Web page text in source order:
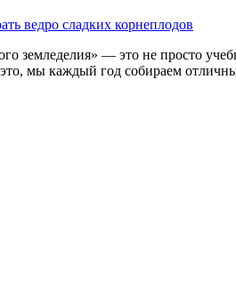
ведро сладких корнеплодов
земледелия» — это не просто
мы каждый год собираем